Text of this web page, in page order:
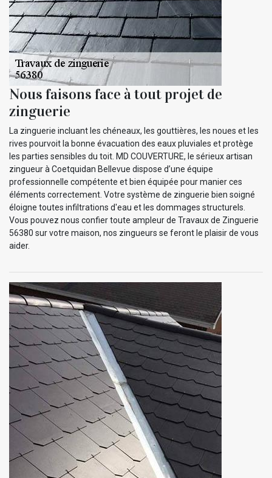
Nous faisons face à tout projet de
zinguerie
La zinguerie incluant les chéneaux, les gouttières, les noues et les
rives pourvoit la bonne évacuation des eaux pluviales et protège
les parties sensibles du toit. MD COUVERTURE, le sérieux artisan
zingueur à Coetquidan Bellevue dispose d’une équipe
professionnelle compétente et bien équipée pour manier ces
éléments correctement. Votre système de zinguerie bien soigné
éloigne toutes infiltrations d'eau et les dommages structurels.
Vous pouvez nous confier toute ampleur de Travaux de Zinguerie
56380 sur votre maison, nos zingueurs se feront le plaisir de vous
aider.